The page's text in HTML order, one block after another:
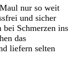
nur so weit
und sicher
Schmerzen ins
das
liefern selten